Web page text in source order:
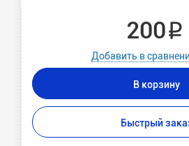
200 ₽
Добавить в
В корзину
Быстрый